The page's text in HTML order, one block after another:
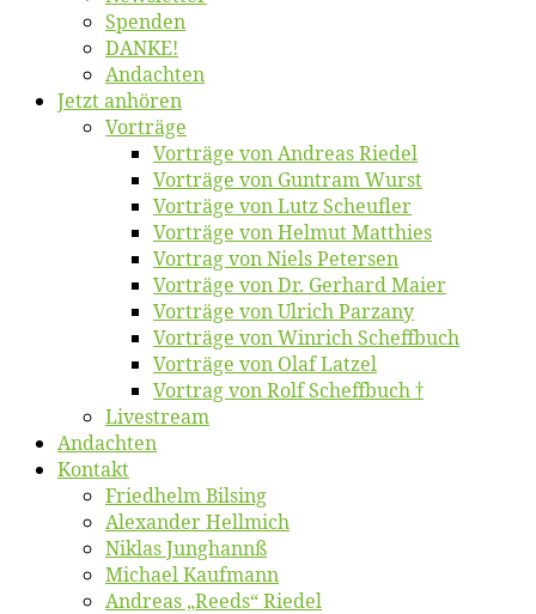
Spen­den
DANKE!
An­dach­ten
Jetzt an­hö­ren
Vor­trä­ge
Vor­trä­ge von An­dre­as Riedel
Vor­trä­ge von Gun­tram Wurst
Vor­trä­ge von Lutz Scheufler
Vor­trä­ge von Hel­mut Matthies
Vor­trag von Niels Petersen
Vor­trä­ge von Dr. Ger­hard Maier
Vor­trä­ge von Ul­rich Parzany
Vor­trä­ge von Win­rich Scheffbuch
Vor­trä­ge von Olaf Latzel
Vor­trag von Rolf Scheffbuch †
Live­stream
An­dach­ten
Kon­takt
Fried­helm Bilsing
Alex­an­der Hellmich
Ni­klas Junghannß
Mi­cha­el Kaufmann
An­dre­as „Reeds“ Riedel